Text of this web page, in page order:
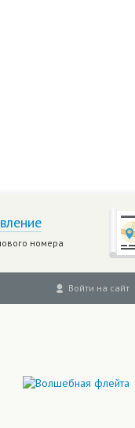
номера
Войти на сайт